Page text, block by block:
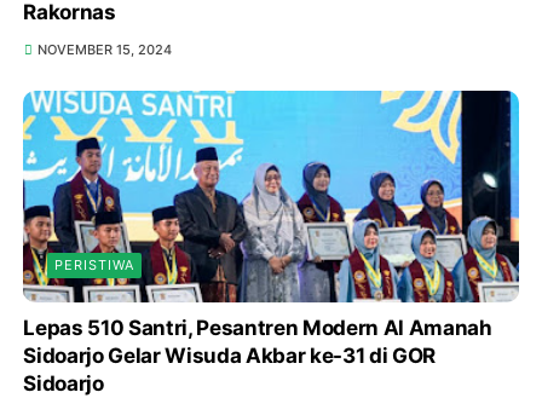
Rakornas
NOVEMBER 15, 2024
PERISTIWA
Lepas 510 Santri, Pesantren Modern Al Amanah
Sidoarjo Gelar Wisuda Akbar ke-31 di GOR
Sidoarjo